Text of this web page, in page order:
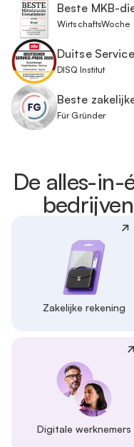
Beste MKB-
WirtschaftsWoche
Duitse
DISQ Institut
Beste
Für Gründer
De alles-in-
Zakelijke rekening
Digitale werknemers